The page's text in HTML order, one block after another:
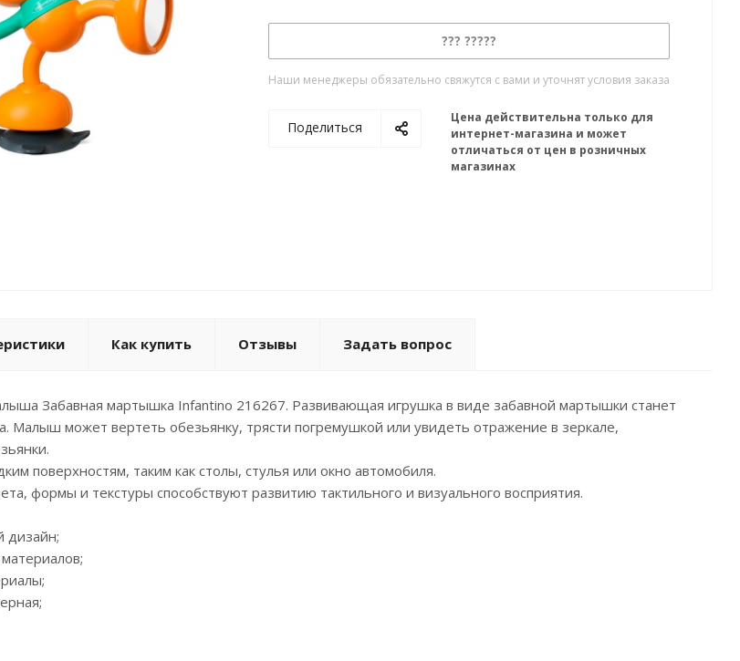
??? ?????
Наши менеджеры обязательно свяжутся с вами и уточнят условия заказа
Поделиться
Цена действительна только для
интернет-магазина и может
отличаться от цен в розничных
магазинах
Как купить Отзывы Задать вопрос
Забавная мартышка Infantino 216267. Развивающая игрушка в виде забавной мартышки станет
Малыш может вертеть обезьянку, трясти погремушкой или увидеть отражение в зеркале,
поверхностям, таким как столы, стулья или окно автомобиля.
формы и текстуры способствуют развитию тактильного и визуального восприятия.
дизайн;